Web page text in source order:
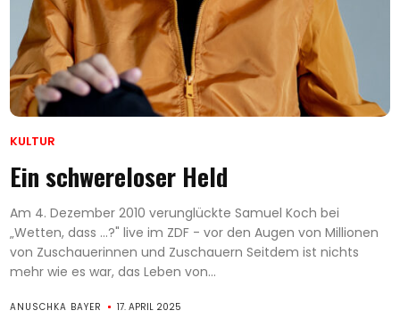
KULTUR
Ein schwereloser Held
Am 4. Dezember 2010 verunglückte Samuel Koch bei
„Wetten, dass ...?" live im ZDF - vor den Augen von Millionen
von Zuschauerinnen und Zuschauern Seitdem ist nichts
mehr wie es war, das Leben von...
ANUSCHKA BAYER 17. APRIL 2025